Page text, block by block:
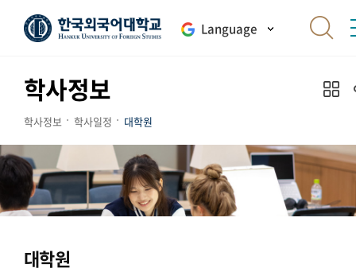
Language
학사정보
학사정보 학사일정 대학원
대학원